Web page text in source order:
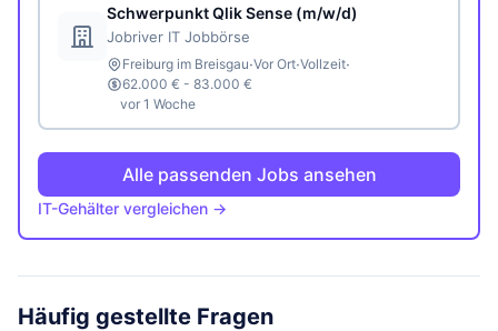
Schwerpunkt Qlik Sense (m/w/d)
Jobriver IT Jobbörse
Freiburg im Breisgau·Vor Ort·Vollzeit·
62.000 € - 83.000 €
vor 1 Woche
Alle passenden Jobs ansehen
IT-Gehälter vergleichen →
Häufig gestellte Fragen